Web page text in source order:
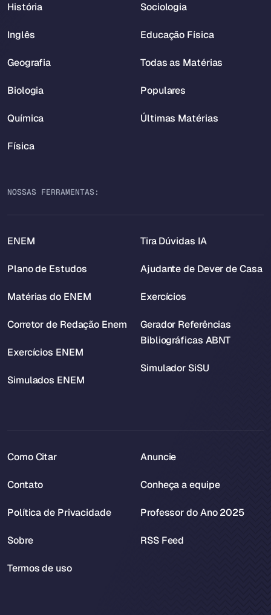
História
Inglês
Geografia
Biologia
Química
Física
Sociologia
Educação Física
Todas as Matérias
Populares
Últimas Matérias
NOSSAS FERRAMENTAS:
ENEM
Plano de Estudos
Matérias do ENEM
Corretor de Redação Enem
Exercícios ENEM
Simulados ENEM
Tira Dúvidas IA
Ajudante de Dever de Casa
Exercícios
Gerador Referências
Bibliográficas ABNT
Simulador SiSU
Como Citar
Contato
Política de Privacidade
Sobre
Termos de uso
Anuncie
Conheça a equipe
Professor do Ano 2025
RSS Feed